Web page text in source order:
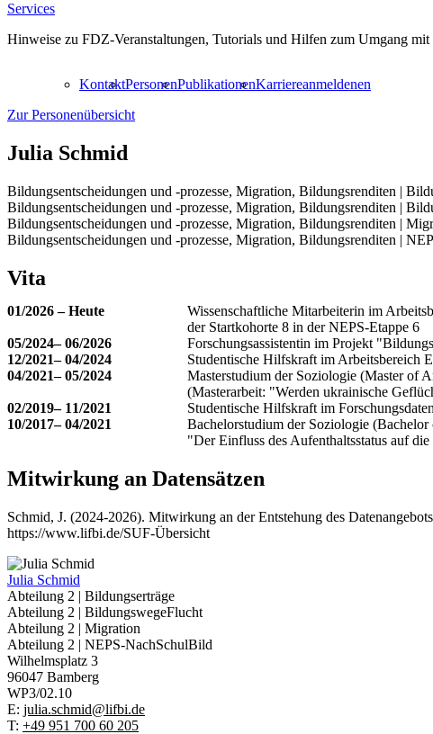
Services
Hinweise zu FDZ-Veranstaltungen, Tutorials und Hilfen zum Umgang
KontaktPersonenPublikationenKarriereanmeldenen
Zur Personenübersicht
Julia Schmid
Bildungsentscheidungen und -prozesse, Migration, Bildungsrenditen |
Bildungsentscheidungen und -prozesse, Migration, Bildungsrenditen |
Bildungsentscheidungen und -prozesse, Migration, Bildungsrenditen |
Bildungsentscheidungen und -prozesse, Migration, Bildungsrenditen |
Vita
01/2026 – Heute
Wissenschaftliche Mitarbeiterin im
der Startkohorte 8 in der NEPS-Etappe 6
05/2024– 06/2026
Forschungsassistentin im Projekt
12/2021– 04/2024
Studentische Hilfskraft im Arbeitsbereich
04/2021– 05/2024
Masterstudium der Soziologie (Master of
(Masterarbeit: "Werden ukrainische
02/2019– 11/2021
Studentische Hilfskraft im
10/2017– 04/2021
Bachelorstudium der Soziologie
"Der Einfluss des Aufenthaltsstatus auf
Mitwirkung an Datensätzen
Schmid, J. (2024-2026). Mitwirkung an der Entstehung des
https://www.lifbi.de/SUF-Übersicht
Julia Schmid
Abteilung 2 | Bildungserträge
Abteilung 2 | BildungswegeFlucht
Abteilung 2 | Migration
Abteilung 2 | NEPS-NachSchulBild
Wilhelmsplatz 3
96047 Bamberg
WP3/02.10
E: julia.schmid@lifbi.de
T: +49 951 700 60 205